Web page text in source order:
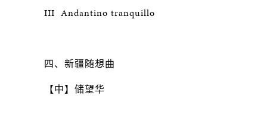
III Andantino tranquillo
四、新疆随想曲
【中】储望华